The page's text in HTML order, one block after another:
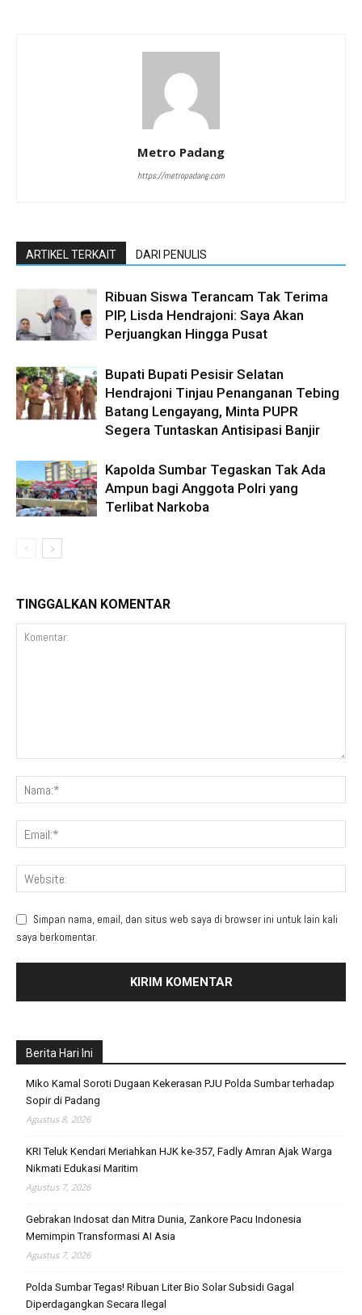
Metro Padang
https://metropadang.com
ARTIKEL TERKAIT DARI PENULIS
Ribuan Siswa Terancam Tak Terima
PIP, Lisda Hendrajoni: Saya Akan
Perjuangkan Hingga Pusat
Bupati Bupati Pesisir Selatan
Hendrajoni Tinjau Penanganan Tebing
Batang Lengayang, Minta PUPR
Segera Tuntaskan Antisipasi Banjir
Kapolda Sumbar Tegaskan Tak Ada
Ampun bagi Anggota Polri yang
Terlibat Narkoba
TINGGALKAN KOMENTAR
Simpan nama, email, dan situs web saya di browser ini untuk lain kali
saya berkomentar.
Berita Hari Ini
Miko Kamal Soroti Dugaan Kekerasan PJU Polda Sumbar terhadap
Sopir di Padang
Agustus 8, 2026
KRI Teluk Kendari Meriahkan HJK ke-357, Fadly Amran Ajak Warga
Nikmati Edukasi Maritim
Agustus 7, 2026
Gebrakan Indosat dan Mitra Dunia, Zankore Pacu Indonesia
Memimpin Transformasi AI Asia
Agustus 7, 2026
Polda Sumbar Tegas! Ribuan Liter Bio Solar Subsidi Gagal
Diperdagangkan Secara Ilegal